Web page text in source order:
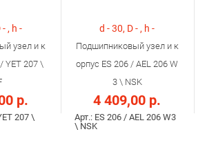
, h -
узел и к
YET 207 \
р.
207 \
d - 30, D - , h -
Подшипниковый узел и к
орпус ES 206 / AEL 206 W
3 \ NSK
4 409,00 р.
Арт.: ES 206 / AEL 206 W3
\ NSK